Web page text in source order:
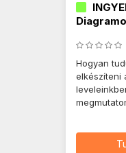
Hogyan
elkészíteni